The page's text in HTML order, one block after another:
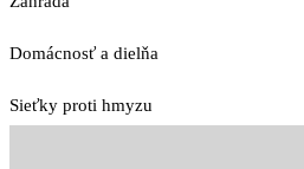
Domácnosť a dielňa
Sieťky proti hmyzu